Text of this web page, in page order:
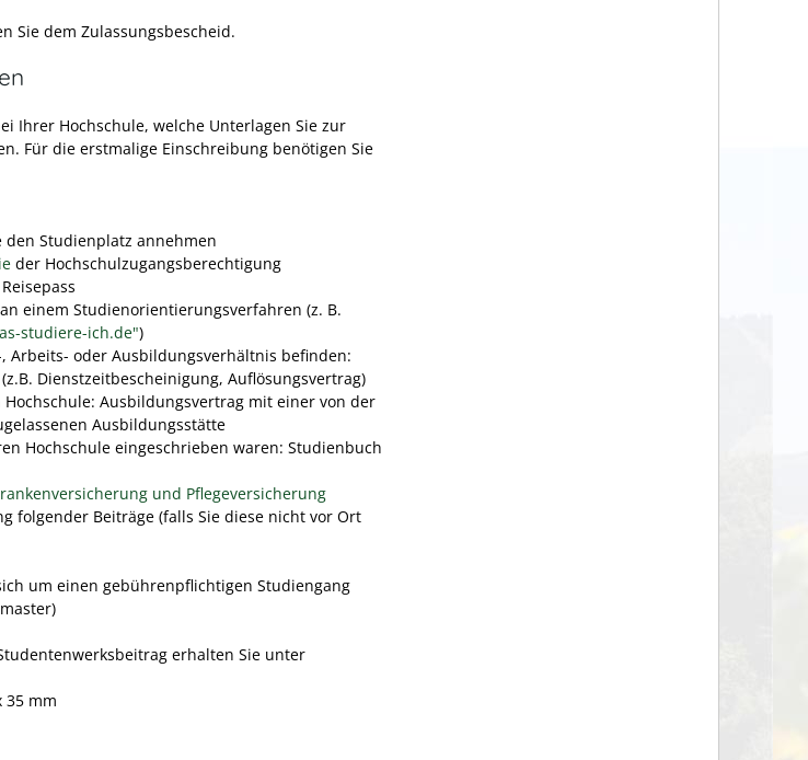
Sie dem Zulassungsbescheid.
Ihrer Hochschule, welche Unterlagen Sie zur
Für die erstmalige Einschreibung benötigen Sie
den Studienplatz annehmen
der Hochschulzugangsberechtigung
einem Studienorientierungsverfahren (z. B.
studiere-ich.de")
Arbeits- oder Ausbildungsverhältnis befinden:
Dienstzeitbescheinigung, Auflösungsvertrag)
Ausbildungsvertrag mit einer von der
Ausbildungsstätte
Hochschule eingeschrieben waren: Studienbuch
und Pflegeversicherung
folgender Beiträge (falls Sie diese nicht vor Ort
um einen gebührenpflichtigen Studiengang
erhalten Sie unter
35 mm